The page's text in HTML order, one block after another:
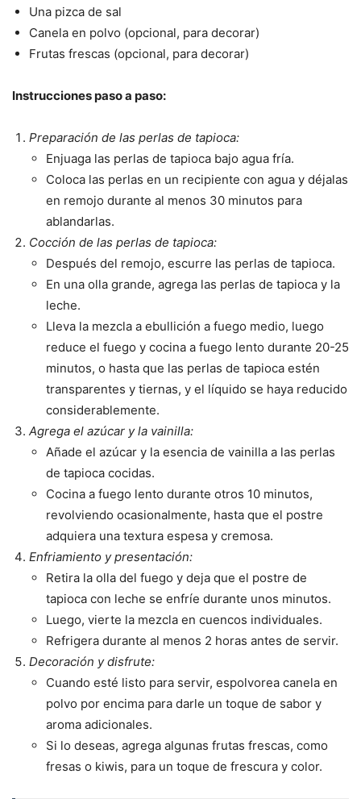
Una pizca de sal
Canela en polvo (opcional, para decorar)
Frutas frescas (opcional, para decorar)
Instrucciones paso a paso:
Preparación de las perlas de tapioca:
Enjuaga las perlas de tapioca bajo agua fría.
Coloca las perlas en un recipiente con agua y déjalas
en remojo durante al menos 30 minutos para
ablandarlas.
Cocción de las perlas de tapioca:
Después del remojo, escurre las perlas de tapioca.
En una olla grande, agrega las perlas de tapioca y la
leche.
Lleva la mezcla a ebullición a fuego medio, luego
reduce el fuego y cocina a fuego lento durante 20-25
minutos, o hasta que las perlas de tapioca estén
transparentes y tiernas, y el líquido se haya reducido
considerablemente.
Agrega el azúcar y la vainilla:
Añade el azúcar y la esencia de vainilla a las perlas
de tapioca cocidas.
Cocina a fuego lento durante otros 10 minutos,
revolviendo ocasionalmente, hasta que el postre
adquiera una textura espesa y cremosa.
Enfriamiento y presentación:
Retira la olla del fuego y deja que el postre de
tapioca con leche se enfríe durante unos minutos.
Luego, vierte la mezcla en cuencos individuales.
Refrigera durante al menos 2 horas antes de servir.
Decoración y disfrute:
Cuando esté listo para servir, espolvorea canela en
polvo por encima para darle un toque de sabor y
aroma adicionales.
Si lo deseas, agrega algunas frutas frescas, como
fresas o kiwis, para un toque de frescura y color.